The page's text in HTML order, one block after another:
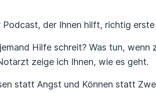
Podcast, der Ihnen hilft, richtig
Hilfe schreit? Was tun, wenn
zeige ich Ihnen, wie es geht.
statt Angst und Können statt